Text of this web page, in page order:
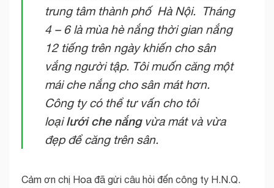
trung tâm thành phố Hà Nội. Tháng
4 – 6 là mùa hè nắng thời gian nắng
12 tiếng trên ngày khiến cho sân
vắng người tập. Tôi muốn căng một
mái che nắng cho sân mát hơn.
Công ty có thể tư vấn cho tôi
loạilưới che nắngvừa mát và vừa
đẹp để căng trên sân.
Cảm ơn chị Hoa đã gửi câu hỏi đến công ty H.N.Q.